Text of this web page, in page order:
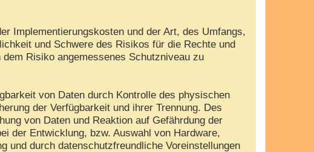
Implementierungskosten und der Art, des Umfangs,
und Schwere des Risikos für die Rechte und
Risiko angemessenes Schutzniveau zu
von Daten durch Kontrolle des physischen
der Verfügbarkeit und ihrer Trennung. Des
von Daten und Reaktion auf Gefährdung der
der Entwicklung, bzw. Auswahl von Hardware,
und durch datenschutzfreundliche Voreinstellungen